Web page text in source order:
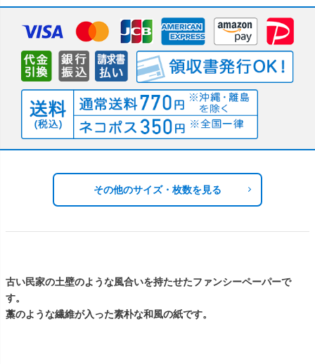
その他のサイズ・枚数を見る
古い民家の土壁のような風合いを持たせたファンシーペーパーで
す。
藁のような繊維が入った素朴な和風の紙です。